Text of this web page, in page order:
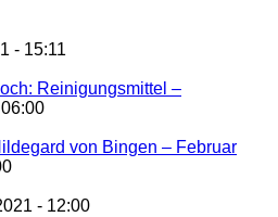
- 15:11
Reinigungsmittel –
von Bingen – Februar
- 12:00